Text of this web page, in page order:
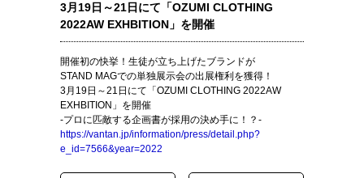
3月19日～21日にて「OZUMI CLOTHING
2022AW EXHBITION」を開催
開催初の快挙！生徒が立ち上げたブランドが
STAND MAGでの単独展示会の出展権利を獲得！
3月19日～21日にて「OZUMI CLOTHING 2022AW
EXHBITION」を開催
-プロに匹敵する企画書が採用の決め手に！？-
https://vantan.jp/information/press/detail.php?
e_id=7566&year=2022